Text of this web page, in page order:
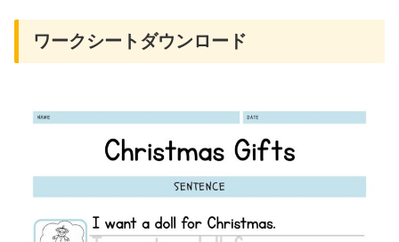
ワークシートダウンロード